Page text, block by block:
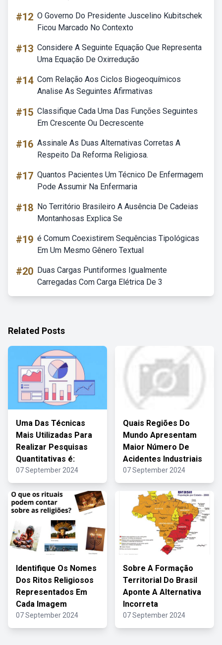
#12 O Governo Do Presidente Juscelino Kubitschek
Ficou Marcado No Contexto
#13 Considere A Seguinte Equação Que Representa
Uma Equação De Oxirredução
#14 Com Relação Aos Ciclos Biogeoquímicos
Analise As Seguintes Afirmativas
#15 Classifique Cada Uma Das Funções Seguintes
Em Crescente Ou Decrescente
#16 Assinale As Duas Alternativas Corretas A
Respeito Da Reforma Religiosa.
#17 Quantos Pacientes Um Técnico De Enfermagem
Pode Assumir Na Enfermaria
#18 No Território Brasileiro A Ausência De Cadeias
Montanhosas Explica Se
#19 é Comum Coexistirem Sequências Tipológicas
Em Um Mesmo Gênero Textual
#20 Duas Cargas Puntiformes Igualmente
Carregadas Com Carga Elétrica De 3
Related Posts
Uma Das Técnicas
Mais Utilizadas Para
Realizar Pesquisas
Quantitativas é:
07 September 2024
Quais Regiões Do
Mundo Apresentam
Maior Número De
Acidentes Industriais
07 September 2024
Identifique Os Nomes
Dos Ritos Religiosos
Representados Em
Cada Imagem
07 September 2024
Sobre A Formação
Territorial Do Brasil
Aponte A Alternativa
Incorreta
07 September 2024